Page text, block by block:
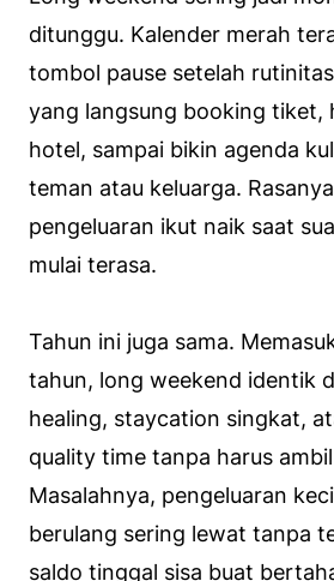
ditunggu. Kalender merah
tombol pause setelah
yang langsung booking tiket,
hotel, sampai bikin agenda
teman atau keluarga.
pengeluaran ikut naik saat
mulai terasa.
Tahun ini juga sama.
tahun, long weekend identik
healing, staycation singkat,
quality time tanpa harus
Masalahnya, pengeluaran
berulang sering lewat tanpa
saldo tinggal sisa buat